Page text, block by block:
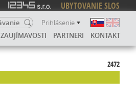
UBYTOVANIE SLOS
Prihlásenie
ZAUJÍMAVOSTI PARTNERI KONTAKT
2472